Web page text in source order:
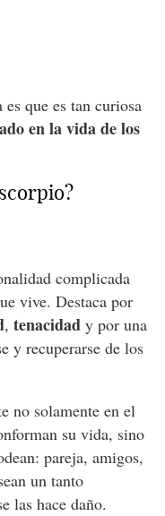
que es tan curiosa
en la vida de los
complicada
vive. Destaca por
, tenacidad y por una
y recuperarse de los
no solamente en el
su vida, sino
pareja, amigos,
un tanto
las hace daño.